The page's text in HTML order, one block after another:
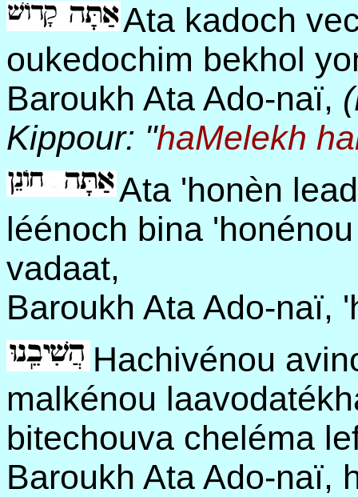
Ata kadoch
oukedochim bekhol
Baroukh Ata Ado-naï,
Kippour: "haMelekh
Ata 'honèn
léénoch bina
vadaat,
Baroukh Ata Ado-naï,
Hachivénou
malkénou
bitechouva cheléma
Baroukh Ata Ado-naï,